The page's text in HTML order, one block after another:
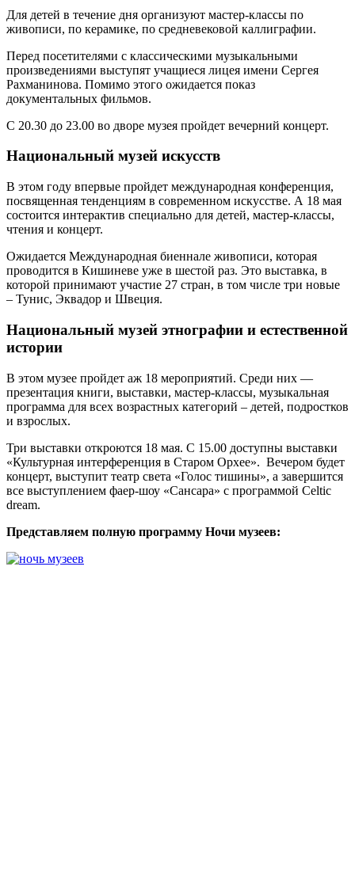
Для детей в течение дня организуют мастер-классы по
живописи, по керамике, по средневековой каллиграфии.
Перед посетителями с классическими музыкальными
произведениями выступят учащиеся лицея имени Сергея
Рахманинова. Помимо этого ожидается показ
документальных фильмов.
С 20.30 до 23.00 во дворе музея пройдет вечерний концерт.
Национальный музей искусств
В этом году впервые пройдет международная конференция,
посвященная тенденциям в современном искусстве. А 18 мая
состоится интерактив специально для детей, мастер-классы,
чтения и концерт.
Ожидается Международная биеннале живописи, которая
проводится в Кишиневе уже в шестой раз. Это выставка, в
которой принимают участие 27 стран, в том числе три новые
– Тунис, Эквадор и Швеция.
Национальный музей этнографии и естественной
истории
В этом музее пройдет аж 18 мероприятий. Среди них —
презентация книги, выставки, мастер-классы, музыкальная
программа для всех возрастных категорий – детей, подростков
и взрослых.
Три выставки откроются 18 мая. С 15.00 доступны выставки
«Культурная интерференция в Старом Орхее». Вечером будет
концерт, выступит театр света «Голос тишины», а завершится
все выступлением фаер-шоу «Сансара» с программой Celtic
dream.
Представляем полную программу Ночи музеев: